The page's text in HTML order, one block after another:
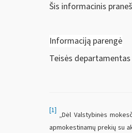
Šis informacinis
Informaciją parengė
Teisės departamentas
[1]
„Dėl Valstybinės
apmokestinamų prekių su